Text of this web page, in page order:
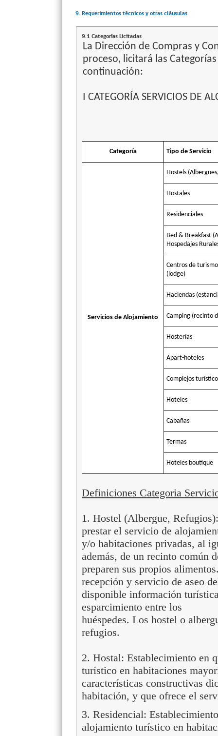
9. Requerimientos técnicos y otras cláusulas
9.1 Categorías Licitadas
La Dirección de Compras y
proceso, licitará las
continuación:
I CATEGORÍA SERVICIOS DE
Categoría Tipo de Servicio
Servicios de Alojamiento
Hostels
Hostales
Residenciales
Bed & Breakfast
Hospedajes
Centros de
(lodge)
Haciendas
Camping (recinto
Hosterías
Apart-hoteles
Complejos
Hoteles
Cabañas
Termas
Hoteles boutique
Definiciones Categoria
1. Hostel (Albergue,
prestar el servicio de
y/o habitaciones privadas, al
además, de un recinto común
preparen sus propios
recepción y servicio de aseo
disponible información
esparcimiento entre los
huéspedes. Los hostel o
refugios.
2. Hostal: Establecimiento en
turístico en habitaciones
características constructivas
habitación, y que ofrece el
3. Residencial:
alojamiento turístico en